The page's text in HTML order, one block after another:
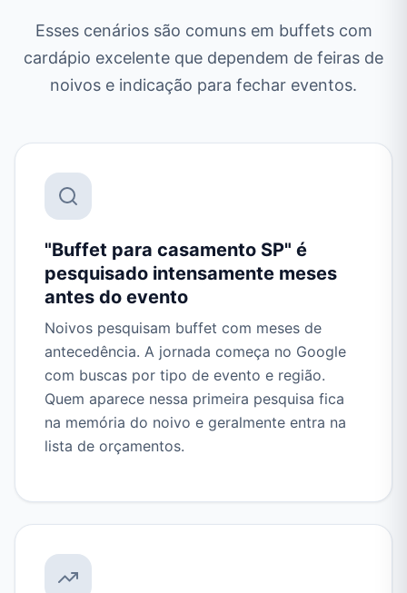
Esses cenários são comuns em buffets com
cardápio excelente que dependem de feiras de
noivos e indicação para fechar eventos.
"Buffet para casamento SP" é
pesquisado intensamente meses
antes do evento
Noivos pesquisam buffet com meses de
antecedência. A jornada começa no Google
com buscas por tipo de evento e região.
Quem aparece nessa primeira pesquisa fica
na memória do noivo e geralmente entra na
lista de orçamentos.